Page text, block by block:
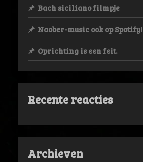
Bach siciliano filmpje
Naober-music ook op Spotify!
Oprichting is een feit.
Recente reacties
Archieven